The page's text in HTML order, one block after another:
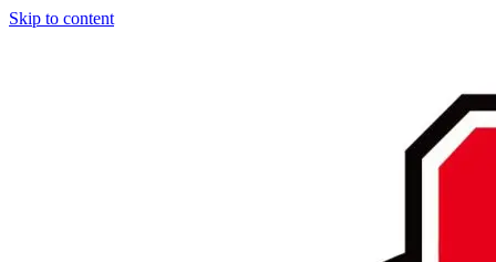
Skip to content